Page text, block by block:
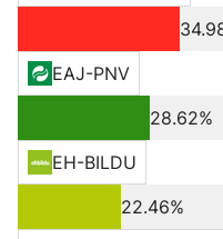
EAJ-PNV
28.62%
EH-BILDU
22.46%